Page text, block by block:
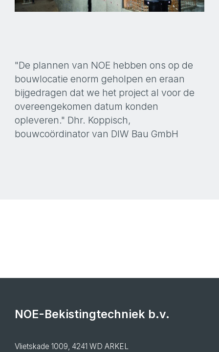
"De plannen van NOE hebben ons op de
bouwlocatie enorm geholpen en eraan
bijgedragen dat we het project al voor de
overeengekomen datum konden
opleveren." Dhr. Koppisch,
bouwcoördinator van DIW Bau GmbH
NOE-Bekistingtechniek b.v.
Vlietskade 1009, 4241 WD ARKEL